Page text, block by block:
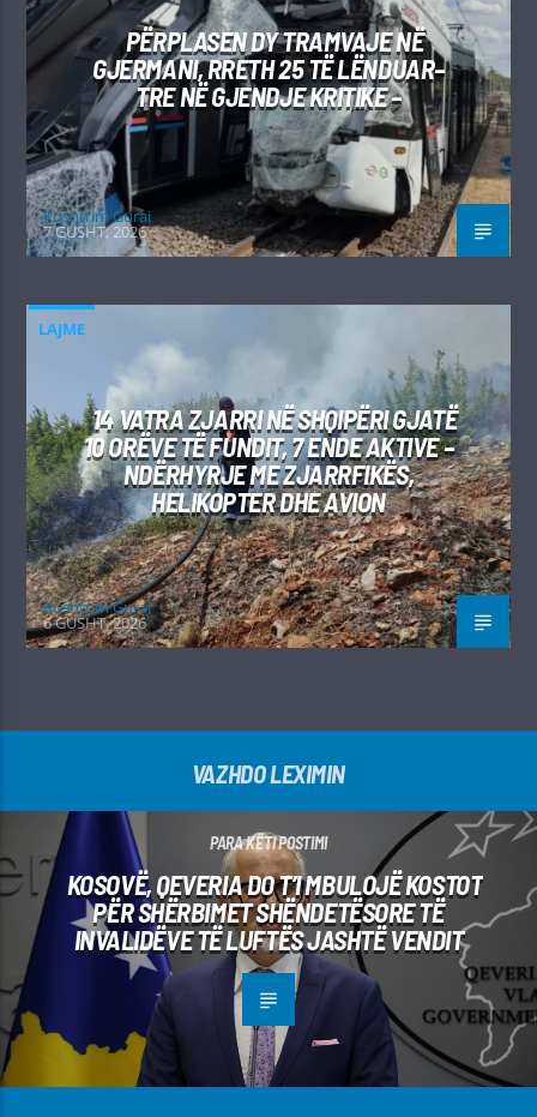
PËRPLASEN DY TRAMVAJE NË
GJERMANI, RRETH 25 TË LËNDUAR–
TRE NË GJENDJE KRITIKE –
Kushtrim Guraj
7 GUSHT, 2026
LAJME
14 VATRA ZJARRI NË SHQIPËRI GJATË
10 ORËVE TË FUNDIT, 7 ENDE AKTIVE –
NDËRHYRJE ME ZJARRFIKËS,
HELIKOPTER DHE AVION
Kushtrim Guraj
6 GUSHT, 2026
VAZHDO LEXIMIN
PARA KËTI POSTIMI
KOSOVË, QEVERIA DO T’I MBULOJË KOSTOT
PËR SHËRBIMET SHËNDETËSORE TË
INVALIDËVE TË LUFTËS JASHTË VENDIT